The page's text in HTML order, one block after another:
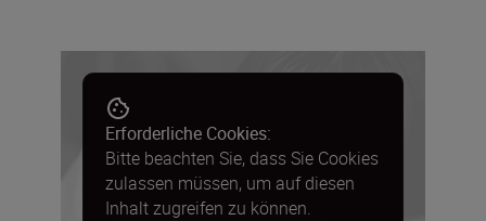
Erforderliche Cookies:
Bitte beachten Sie, dass Sie Cookies
zulassen müssen, um auf diesen
Inhalt zugreifen zu können.